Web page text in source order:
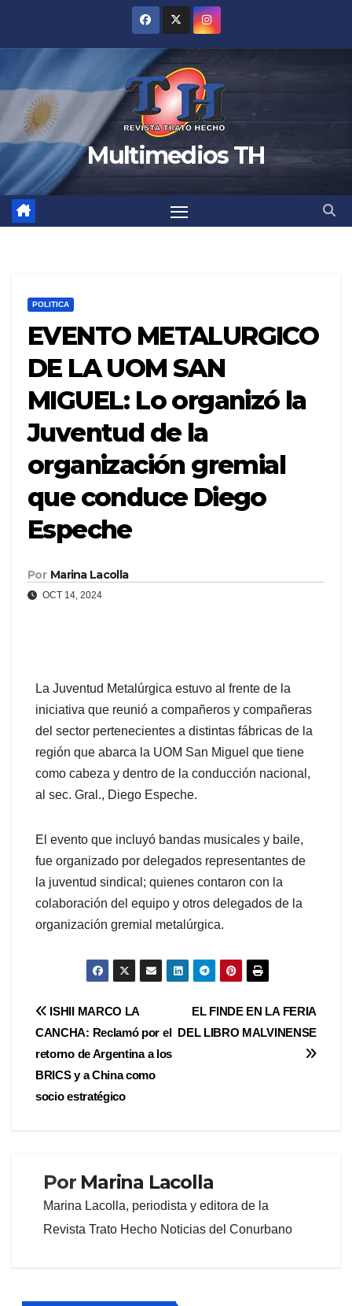
contenido
Multimedios TH
POLITICA
EVENTO METALURGICO
DE LA UOM SAN
MIGUEL: Lo organizó la
Juventud de la
organización gremial
que conduce Diego
Espeche
Por Marina Lacolla
OCT 14, 2024
La Juventud Metalúrgica estuvo al frente de la
iniciativa que reunió a compañeros y compañeras
del sector pertenecientes a distintas fábricas de la
región que abarca la UOM San Miguel que tiene
como cabeza y dentro de la conducción nacional,
al sec. Gral., Diego Espeche.
El evento que incluyó bandas musicales y baile,
fue organizado por delegados representantes de
la juventud sindical; quienes contaron con la
colaboración del equipo y otros delegados de la
organización gremial metalúrgica.
Navegación
de
entradas
EL FINDE EN LA FERIA
DEL LIBRO MALVINENSE
ISHII MARCO LA
CANCHA: Reclamó por el
retorno de Argentina a los
BRICS y a China como
socio estratégico
Por Marina Lacolla
Marina Lacolla, periodista y editora de la
Revista Trato Hecho Noticias del Conurbano